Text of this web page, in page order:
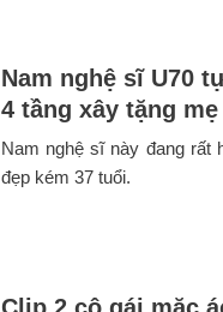
Nam nghệ sĩ U70
4 tầng xây tặng
Nam nghệ sĩ này đang
đẹp kém 37 tuổi.